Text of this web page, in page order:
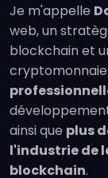
Je m'appelle
web, un
blockchain et
ainsi que plus
l'industrie de
blockchain.